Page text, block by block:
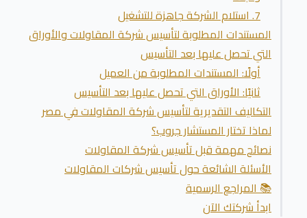
7. استلام الشركة جاهزة للتشغيل
المستندات المطلوبة لتأسيس شركة المقاولات والأوراق
التي تحصل عليها بعد التأسيس
أولًا: المستندات المطلوبة من العميل
ثانيًا: الأوراق التي تحصل عليها بعد التأسيس
التكاليف التقديرية لتأسيس شركة المقاولات في مصر
لماذا تختار المستشار جروب؟
نصائح مهمة قبل تأسيس شركة المقاولات
الأسئلة الشائعة حول تأسيس شركات المقاولات
📚 المراجع الرسمية
ابدأ شركتك الآن